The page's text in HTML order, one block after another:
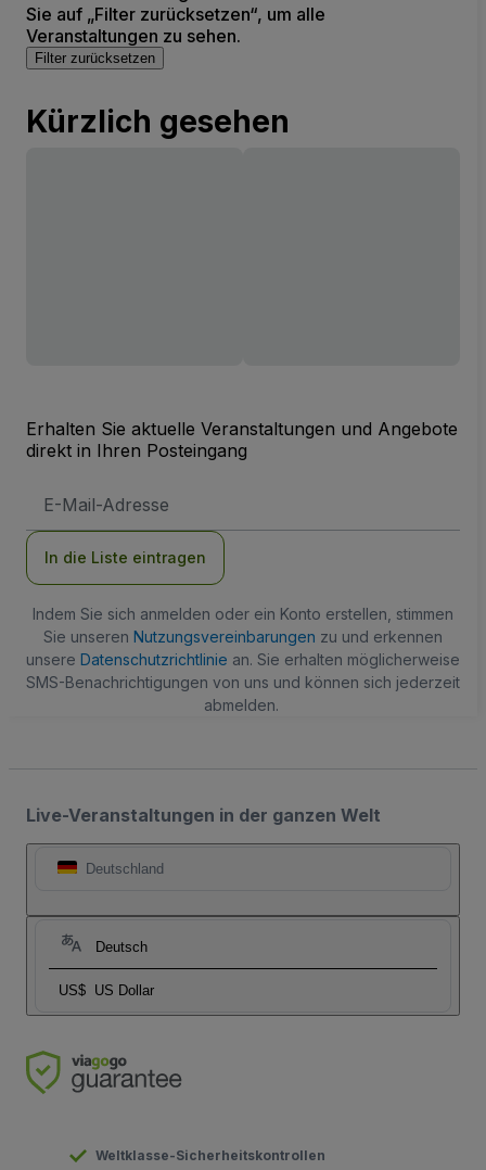
Sie auf „Filter zurücksetzen“, um alle
Veranstaltungen zu sehen.
Filter zurücksetzen
Kürzlich gesehen
Erhalten Sie aktuelle Veranstaltungen und Angebote
direkt in Ihren Posteingang
Mail-
In die Liste eintragen
Indem Sie sich anmelden oder ein Konto erstellen, stimmen
Sie unseren Nutzungsvereinbarungen zu und erkennen
unsere Datenschutzrichtlinie an. Sie erhalten möglicherweise
SMS-Benachrichtigungen von uns und können sich jederzeit
abmelden.
Live-Veranstaltungen in der ganzen Welt
Deutschland
Deutsch
US$ US Dollar
Weltklasse-Sicherheitskontrollen